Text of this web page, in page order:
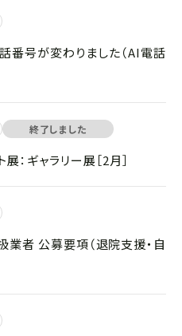
番号が変わりました（AI電話
終了しました
：ギャラリー展［2月］
者 公募要項（退院支援・自